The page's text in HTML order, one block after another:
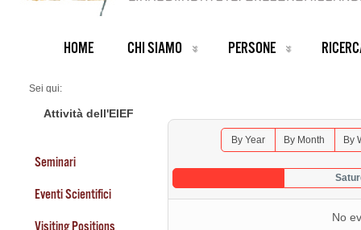
HOME CHI SIAMO PERSONE
Sei qui:
Seminars 2025
Attività dell'EIEF
Seminari
Eventi Scientifici
Visiting Positions
By Year By Month By
No